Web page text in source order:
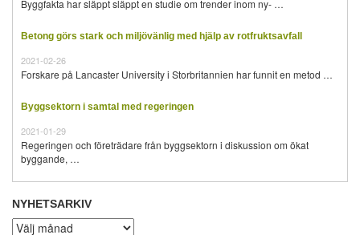
Byggfakta har släppt släppt en studie om trender inom ny- …
Betong görs stark och miljövänlig med hjälp av rotfruktsavfall
2021-02-26
Forskare på Lancaster University i Storbritannien har funnit en metod …
Byggsektorn i samtal med regeringen
2021-01-29
Regeringen och företrädare från byggsektorn i diskussion om ökat
byggande, …
NYHETSARKIV
Nyhetsarkiv